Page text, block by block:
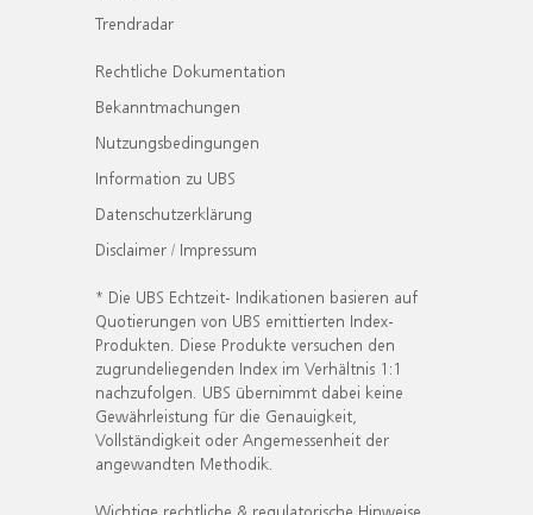
Trendradar
Rechtliche Dokumentation
Bekanntmachungen
Nutzungsbedingungen
Information zu UBS
Datenschutzerklärung
Disclaimer / Impressum
* Die UBS Echtzeit- Indikationen basieren auf
Quotierungen von UBS emittierten Index-
Produkten. Diese Produkte versuchen den
zugrundeliegenden Index im Verhältnis 1:1
nachzufolgen. UBS übernimmt dabei keine
Gewährleistung für die Genauigkeit,
Vollständigkeit oder Angemessenheit der
angewandten Methodik.